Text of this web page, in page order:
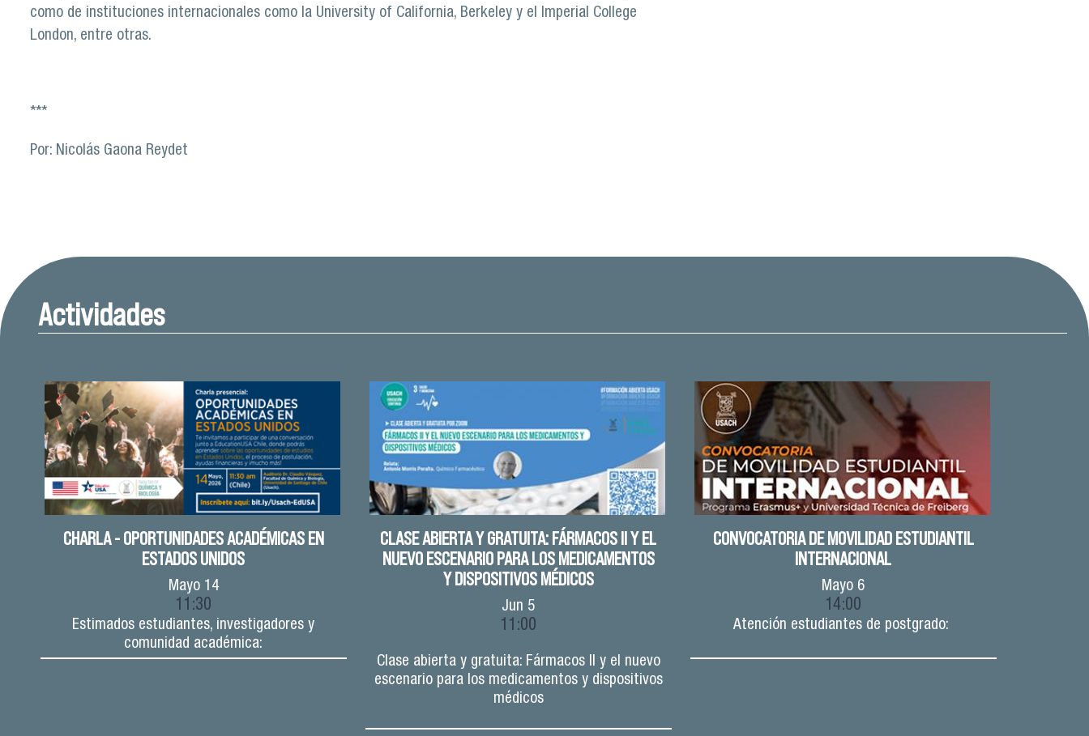
como de instituciones internacionales como la University of California, Berkeley y el Imperial College
London, entre otras.
***
Por: Nicolás Gaona Reydet
Actividades
CHARLA - OPORTUNIDADES ACADÉMICAS EN
ESTADOS UNIDOS
Mayo14
11:30
Estimados estudiantes, investigadores y
comunidad académica:
CLASE ABIERTA Y GRATUITA: FÁRMACOS II Y EL
NUEVO ESCENARIO PARA LOS MEDICAMENTOS
Y DISPOSITIVOS MÉDICOS
Jun 5
11:00
Clase abierta y gratuita: Fármacos II y el nuevo
escenario para los medicamentos y dispositivos
médicos
CONVOCATORIA DE MOVILIDAD ESTUDIANTIL
INTERNACIONAL
Mayo 6
14:00
Atención estudiantes de postgrado: